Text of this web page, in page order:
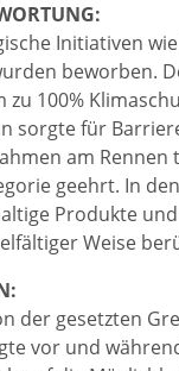
Initiativen wie
beworben.
zu 100%
sorgte für
am Rennen
geehrt. In
Produkte
Weise
der gesetzten
vor und